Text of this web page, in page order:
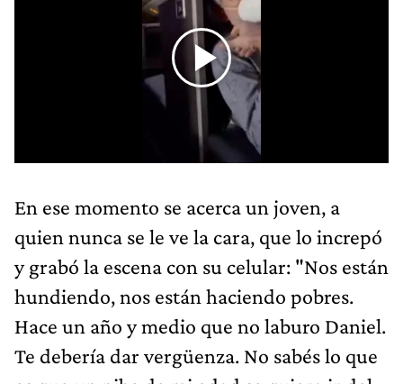
En ese momento se acerca un joven, a
quien nunca se le ve la cara, que lo increpó
y grabó la escena con su celular: "Nos están
hundiendo, nos están haciendo pobres.
Hace un año y medio que no laburo Daniel.
Te debería dar vergüenza. No sabés lo que